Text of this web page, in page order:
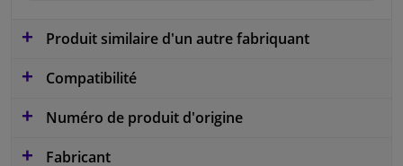
Produit similaire d'un autre fabriquant
Compatibilité
Numéro de produit d'origine
Fabricant